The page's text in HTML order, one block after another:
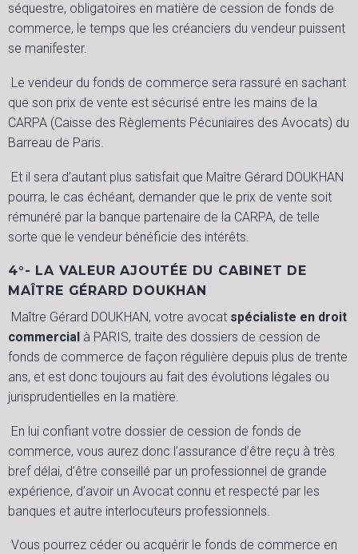
séquestre, obligatoires en matière de cession de fonds de
commerce, le temps que les créanciers du vendeur puissent
se manifester.
Le vendeur du fonds de commerce sera rassuré en sachant
que son prix de vente est sécurisé entre les mains de la
CARPA (Caisse des Règlements Pécuniaires des Avocats) du
Barreau de Paris.
Et il sera d’autant plus satisfait que Maître Gérard DOUKHAN
pourra, le cas échéant, demander que le prix de vente soit
rémunéré par la banque partenaire de la CARPA, de telle
sorte que le vendeur bénéficie des intérêts.
4°- LA VALEUR AJOUTÉE DU CABINET DE
MAÎTRE GÉRARD DOUKHAN
Maître Gérard DOUKHAN, votre avocat spécialiste en droit
commercial à PARIS, traite des dossiers de cession de
fonds de commerce de façon régulière depuis plus de trente
ans, et est donc toujours au fait des évolutions légales ou
jurisprudentielles en la matière.
En lui confiant votre dossier de cession de fonds de
commerce, vous aurez donc l’assurance d’être reçu à très
bref délai, d’être conseillé par un professionnel de grande
expérience, d’avoir un Avocat connu et respecté par les
banques et autre interlocuteurs professionnels.
Vous pourrez céder ou acquérir le fonds de commerce en